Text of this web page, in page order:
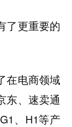
了更重要的
在电商领域
东、速卖通
、H1等产